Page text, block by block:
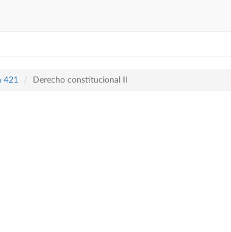
421 Derecho constitucional II